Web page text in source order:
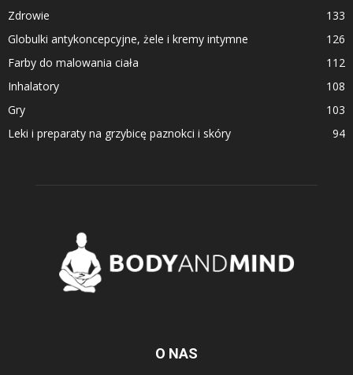
Zdrowie
133
Globulki antykoncepcyjne, żele i kremy intymne
126
Farby do malowania ciała
112
Inhalatory
108
Gry
103
Leki i preparaty na grzybicę paznokci i skóry
94
O NAS